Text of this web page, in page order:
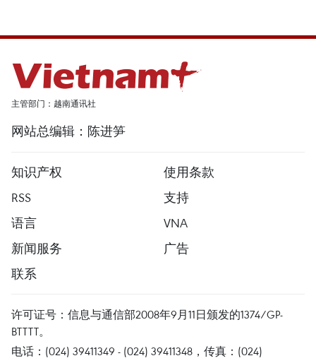
主管部门：越南通讯社
网站总编辑：陈进笋
知识产权
使用条款
RSS
支持
语言
VNA
新闻服务
广告
联系
许可证号：信息与通信部2008年9月11日颁发的1374/GP-
BTTTT。
电话：(024) 39411349 - (024) 39411348，传真：(024)